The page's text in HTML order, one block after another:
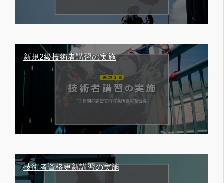
新規2級技術者講習の実施
技術者資格更新講習の実施